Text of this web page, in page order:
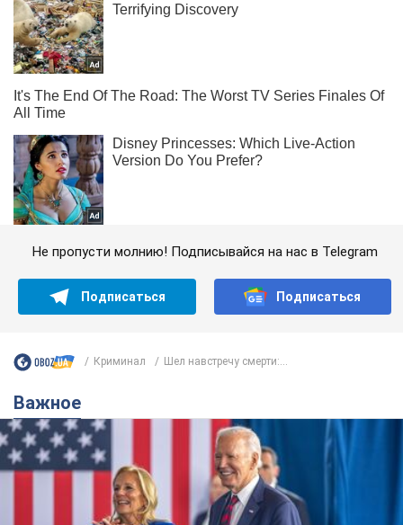
Не пропусти молнию! Подписывайся на нас в Telegram
Подписаться Подписаться
Криминал Шел навстречу смерти:...
Важное